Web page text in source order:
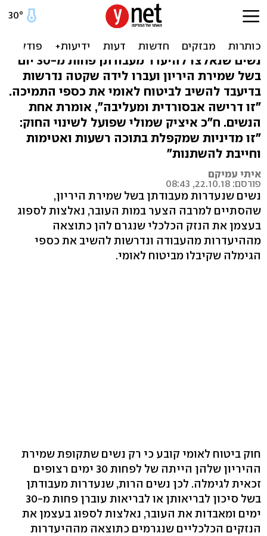
עברת לידה שקטה? תחזירי
את ימי החופש שקיבלת
נשים שנאלצו להיעדר מעבודתן פחות מ-30 יום
בשל שמירת היריון ועברו לידה שקטה נדרשות
בדיעבד להשיב לביטוח לאומי את כספי התמיכה.
"זו דרישה אבסורדית ומעליבה", אומרת אחת
הנשים. ח"כ איציק שמולי שפועל לשינוי החוק:
"זו מדיניות שמקפלת בתוכה רשעות ואטימות
וחייבת להשתנות"
איתי עמיקם
פורסם: 22.10.18, 08:43
נשים שנעדרות מעבודתן בשל שמירת היריון,
שהסתיים למרבה הצער במות העובר, נאלצות לספוג
בעצמן את הנזק הכלכלי שנגרם להן כתוצאה
מההיעדרות מהעבודה ונדרשות להשיב את כספי
הגימלה שקיבלו מביטוח לאומי.
חוק ביטוח לאומי קובע כי רק נשים שתקופת שמירת
ההיריון שלהן הייתה של לפחות 30 ימים רצופים
זכאית לגימלה. לכן נשים הרות, שנעדרות מעבודתן
בשל סיכון לבריאותן או לבריאות עוברן פחות מ-30
ימים ומאבדות את העובר, נאלצות לספוג בעצמן את
הנזקים הכלכליים שנגרמים כתוצאה מההיעדרות